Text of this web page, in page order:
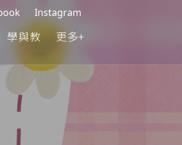
Instagram
學與教 更多+